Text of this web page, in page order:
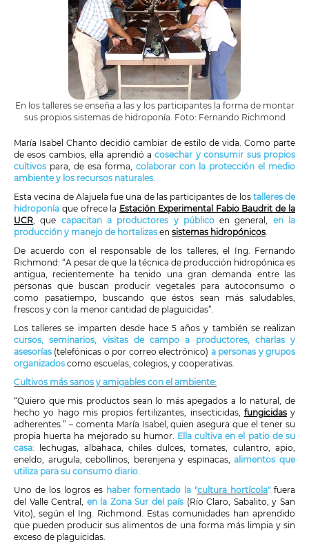
En los talleres se enseña a las y los participantes la forma de montar
sus propios sistemas de hidroponía. Foto: Fernando Richmond
María Isabel Chanto decidió cambiar de estilo de vida. Como parte
de esos cambios, ella aprendió acosechar y consumir sus propios
cultivos para, de esa forma, colaborar con la protección el medio
ambiente y los recursos naturales
Esta vecina de Alajuela fue una de las participantes de los talleres de
hidroponía que ofrece la Estación Experimental Fabio Baudrit de la
UCR , que capacitan a productores y públicoen general, en la
producción y manejo de hortalizas en sistemas hidropónicos
De acuerdo con el responsable de los talleres, el Ing. Fernando
Richmond: “A pesar de que la técnica de producción hidropónica es
antigua, recientemente ha tenido una gran demanda entre las
personas que buscan producir vegetales para autoconsumo o
como pasatiempo, buscando que éstos sean más saludables,
frescos y con la menor cantidad de plaguicidas”.
Los talleres se imparten desde hace 5 años y también se realizan
cursos, seminarios, visitas de campo a productores, charlas y
asesorías (telefónicas o por correo electrónico) a personas y grupos
organizados como escuelas, colegios, y cooperativas.
Cultivos más sanos y amigables con el ambiente:
“Quiero que mis productos sean lo más apegados a lo natural, de
hecho yo hago mis propios fertilizantes, insecticidas, fungicidasy
adherentes.” – comenta María Isabel, quien asegura que el tener su
propia huerta ha mejorado su humor. Ella cultiva en el patio de su
casa: lechugas, albahaca, chiles dulces, tomates, culantro, apio,
eneldo, arugula, cebollinos, berenjena y espinacas,alimentos que
utiliza para su consumo diario.
Uno de los logros es haber fomentado la "cultura hortícola" fuera
del Valle Central, en la Zona Sur del país (Río Claro, Sabalito, y San
Vito), según el Ing. Richmond. Estas comunidades han aprendido
que pueden producir sus alimentos de una forma más limpia y sin
exceso de plaguicidas.